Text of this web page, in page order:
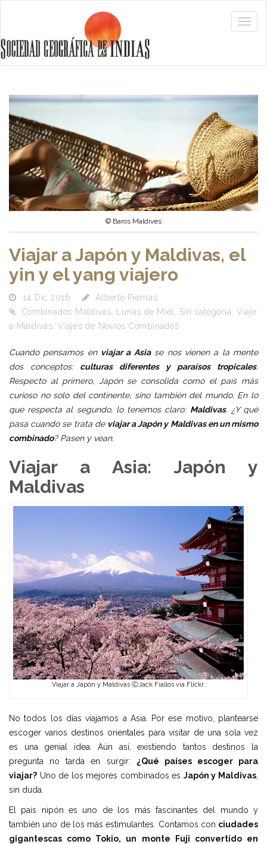
© Baros Maldives
Viajar a Japón y Maldivas, el
yin y el yang viajero
14 Dic 2016
Alberto Piernas
Combinados Maldivas
Lunas de Miel Sin categoría
Viaje
a Maldivas Viajes de Novios Combinados
Cuando pensamos en viajar a Asiase nos vienen a la mente
dos conceptos:culturas diferentes y paraísos tropicales.
Respecto al primero, Japón se consolida como el país más
curioso no solo del continente, sino también del mundo. En lo
que respecta al segundo, lo tenemos claro: Maldivas. ¿Y qué
pasa cuando se trata de viajar a Japón y Maldivas en un mismo
combinado? Pasen y vean.
Viajar a Asia: Japón y
Maldivas
Viajar a Japón y Maldivas ⒸJack Fiallos via Flickr.
No todos los días viajamos a Asia. Por ese motivo, plantearse
escoger varios destinos orientales para visitar de una sola vez
es una genial idea. Aún así, existiendo tantos destinos la
pregunta no tarda en surgir: ¿Qué países escoger para
viajar? Uno de los mejores combinados es Japón y Maldivas
sin duda.
El país nipón es uno de los más fascinantes del mundo y
también uno de los más estimulantes. Contamos con ciudades
gigantescas como Tokio, un monte Fuji convertido en